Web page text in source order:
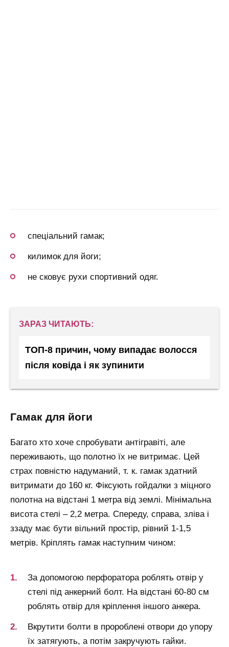
спеціальний гамак;
килимок для йоги;
не сковує рухи спортивний одяг.
ЗАРАЗ ЧИТАЮТЬ:
ТОП-8 причин, чому випадає волосся
після ковіда і як зупинити
гамак для йоги
Багато хто хоче спробувати антігравіті, але
переживають, що полотно їх не витримає. Цей
страх повністю надуманий, т. к. гамак здатний
витримати до 160 кг. Фіксують гойдалки з міцного
полотна на відстані 1 метра від землі. Мінімальна
висота стелі – 2,2 метра. Спереду, справа, зліва і
ззаду має бути вільний простір, рівний 1-1,5
метрів. Кріплять гамак наступним чином:
За допомогою перфоратора роблять отвір у
стелі під анкерний болт. На відстані 60-80 см
роблять отвір для кріплення іншого анкера.
Вкрутити болти в пророблені отвори до упору
їх затягують, а потім закручують гайки.